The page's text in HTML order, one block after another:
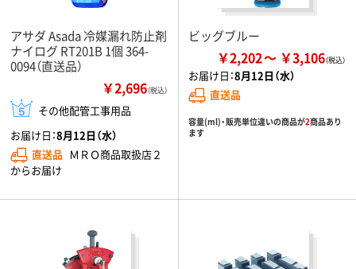
アサダ Asada 冷媒漏れ防止剤
ナイログ RT201B 1個 364-
0094（直送品）
￥2,696（税込）
その他配管工事用品
お届け日：8月12日（水）
直送品 ＭＲＯ商品取扱店２
からお届け
ビッグブルー
￥2,202 ￥3,106
お届け日：8月12日（水）
直送品
容量(ml)・販売単位違いの商品が2商品あり
ます